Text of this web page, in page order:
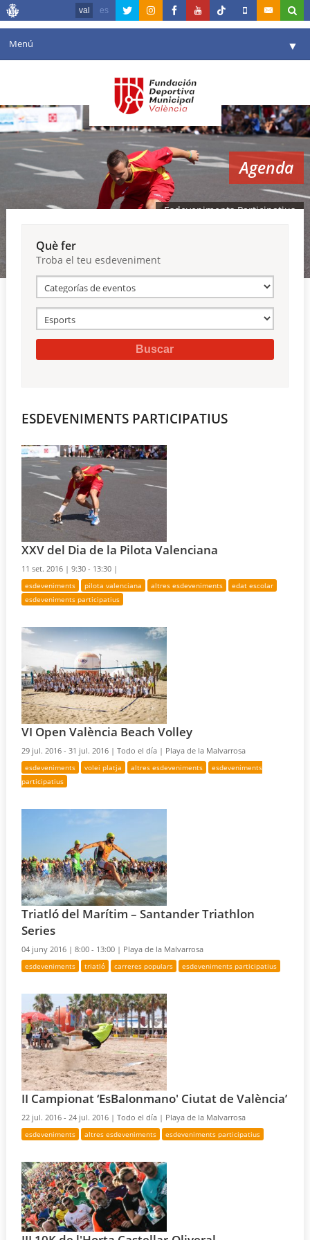
val es
Menú ▼
Agenda
Instal·lacions ▼
Comunicació ▼
▼
Reserves
Agenda
Esdeveniments Participatius
Què fer
Troba el teu esdeveniment
ESDEVENIMENTS PARTICIPATIUS
XXV del Dia de la Pilota Valenciana
11 set. 2016 |9:30 - 13:30 |
esdeveniments pilota valenciana altres esdeveniments
edat escolar
esdeveniments participatius
VI Open València Beach Volley
29 jul. 2016 - 31 jul. 2016 |Todo el día | Playa de la Malvarrosa
esdeveniments volei platja altres esdeveniments
esdeveniments
participatius
Triatló del Marítim – Santander Triathlon
Series
04 juny 2016 |8:00 - 13:00 | Playa de la Malvarrosa
esdeveniments triatló carreres populars esdeveniments participatius
II Campionat ‘EsBalonmano' Ciutat de València’
22 jul. 2016 - 24 jul. 2016 |Todo el día | Playa de la Malvarrosa
esdeveniments altres esdeveniments esdeveniments participatius